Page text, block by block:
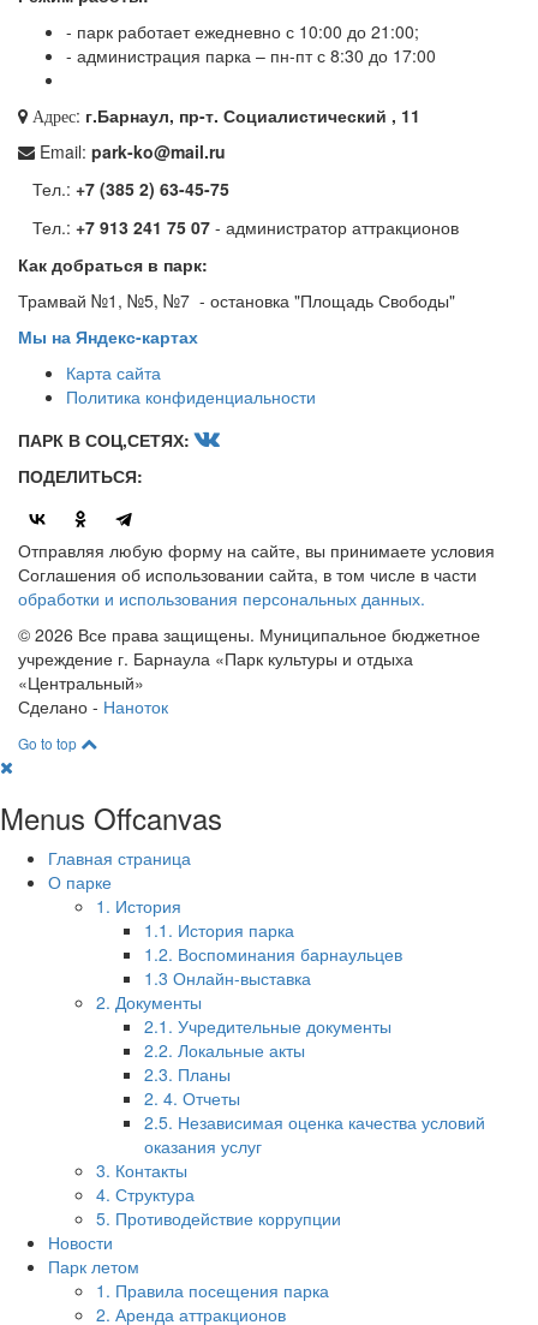
- парк работает ежедневно с 10:00 до 21:00;
- администрация парка – пн-пт с 8:30 до 17:00
Адрес: г.Барнаул, пр-т. Социалистический , 11
Email: park-ko@mail.ru
Тел.: +7 (385 2) 63-45-75
Тел.: +7 913 241 75 07 - администратор аттракционов
Как добраться в парк:
Трамвай №1, №5, №7 - остановка "Площадь Свободы"
Мы на Яндекс-картах
Карта сайта
Политика конфиденциальности
ПАРК В СОЦ,СЕТЯХ:
ПОДЕЛИТЬСЯ:
Отправляя любую форму на сайте, вы принимаете условия
Соглашения об использовании сайта, в том числе в части
обработки и использования персональных данных.
© 2026 Все права защищены. Муниципальное бюджетное
учреждение г. Барнаула «Парк культуры и отдыха
«Центральный»
Сделано - Наноток
Go to top
Menus Offcanvas
Главная страница
О парке
1. История
1.1. История парка
1.2. Воспоминания барнаульцев
1.3 Онлайн-выставка
2. Документы
2.1. Учредительные документы
2.2. Локальные акты
2.3. Планы
2. 4. Отчеты
2.5. Независимая оценка качества условий
оказания услуг
3. Контакты
4. Структура
5. Противодействие коррупции
Новости
Парк летом
1. Правила посещения парка
2. Аренда аттракционов